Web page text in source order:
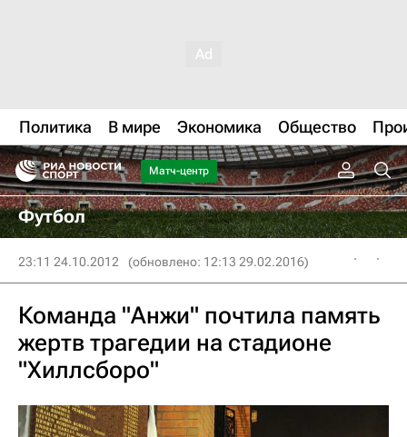
Политика В мире Экономика Общество
Матч-центр
Футбол
23:11 24.10.2012 (обновлено: 12:13 29.02.2016)
Команда "Анжи" почтила память
жертв трагедии на стадионе
"Хиллсборо"